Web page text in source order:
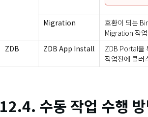
Migration
호환이 되는
Migration 작
ZDB
ZDB App Install
ZDB Portal을
작업전에 클러
12.4. 수동 작업 수행